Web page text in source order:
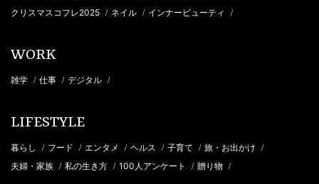
クリスマスコフレ2025 / ネイル / インナービューティ /
WORK
雑学 / 仕事 / デジタル /
LIFESTYLE
暮らし / フード / エンタメ / ヘルス / 子育て / 旅・お出かけ /
夫婦・家族 / 私の生き方 / 100人アンケート / 贈り物 /